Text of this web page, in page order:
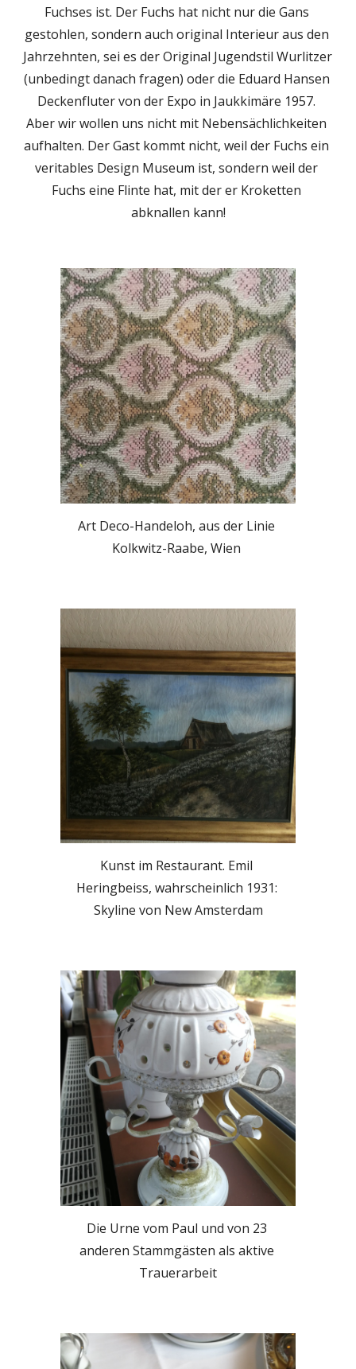
Fuchses ist. Der Fuchs hat nicht nur die Gans
gestohlen, sondern auch original Interieur aus den
Jahrzehnten, sei es der Original Jugendstil Wurlitzer
(unbedingt danach fragen) oder die Eduard Hansen
Deckenfluter von der Expo in Jaukkimäre 1957.
Aber wir wollen uns nicht mit Nebensächlichkeiten
aufhalten. Der Gast kommt nicht, weil der Fuchs ein
veritables Design Museum ist, sondern weil der
Fuchs eine Flinte hat, mit der er Kroketten
abknallen kann!
Art Deco-Handeloh, aus der Linie
Kolkwitz-Raabe, Wien
Kunst im Restaurant. Emil
Heringbeiss, wahrscheinlich 1931:
Skyline von New Amsterdam
Die Urne vom Paul und von 23
anderen Stammgästen als aktive
Trauerarbeit